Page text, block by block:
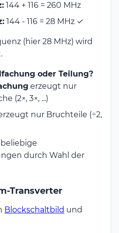
144 + 116 = 260 MHz
144 - 116 = 28 MHz ✓
(hier 28 MHz) wird
oder Teilung?
erzeugt nur
(2×, 3×, ...)
nur Bruchteile (÷2,
durch Wahl der
Transverter
Blockschaltbild und